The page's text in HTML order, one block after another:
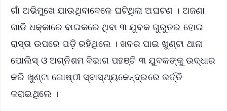
ଗାଁ ଅଭିମୁଖେ ଯାଉଥିବାବେଳେ ଘଟିଥିଲା ଅଘଟଣ । ଅଜଣା
ଗାଡି ଧକ୍କାରେ ବାଇକରେ ଥିବା ୩ ଯୁବକ ଗୁରୁତର ହୋଇ
ରାସ୍ତା ଉପରେ ପଡ଼ି ରହିଥିଲେ । ଖବର ପାଇ ଖୁଣ୍ଟା ଥାନା
ପୋଲିସ୍ ଓ ଅଗ୍ନିଶମ ବିଭାଗ ପହଞ୍ଚି ୩ ଯୁବକଙ୍କୁ ଉଦ୍ଧାର
କରି ଖୁଣ୍ଟା ଗୋଷ୍ଠୀ ସ୍ବାସ୍ଥ୍ୟକେନ୍ଦ୍ରରେ ଭର୍ତ୍ତି
କରାଇଥିଲେ ।